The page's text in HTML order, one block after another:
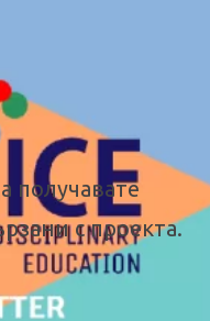
получавате
с проекта.